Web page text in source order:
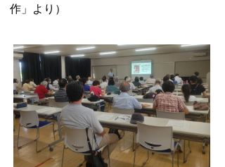
作」より）